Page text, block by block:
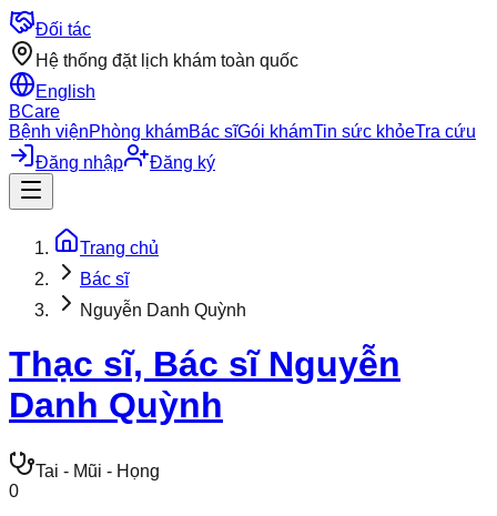
Đối tác
Hệ thống đặt lịch khám toàn quốc
English
BCare
Bệnh việnPhòng khámBác sĩGói khámTin sức khỏeTra cứu
Đăng nhập
Đăng ký
Trang chủ
Bác sĩ
Nguyễn Danh Quỳnh
Thạc sĩ, Bác sĩ Nguyễn
Danh Quỳnh
Tai - Mũi - Họng
0